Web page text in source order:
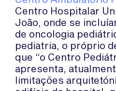
Centro Hospitalar
João, onde se
de oncologia
pediatria, o próprio
que “o Centro
apresenta,
limitações